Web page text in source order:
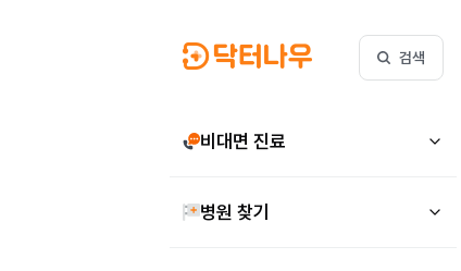
검색
비대면 진료
병원 찾기